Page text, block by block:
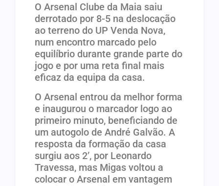
O Arsenal Clube da Maia saiu
derrotado por 8-5 na deslocação
ao terreno do UP Venda Nova,
num encontro marcado pelo
equilíbrio durante grande parte do
jogo e por uma reta final mais
eficaz da equipa da casa.
O Arsenal entrou da melhor forma
e inaugurou o marcador logo ao
primeiro minuto, beneficiando de
um autogolo de André Galvão. A
resposta da formação da casa
surgiu aos 2’, por Leonardo
Travessa, mas Migas voltou a
colocar o Arsenal em vantagem